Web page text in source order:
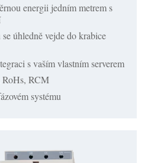
energii jedním metrem s
úhledně vejde do krabice
s vaším vlastním serverem
RCM
systému